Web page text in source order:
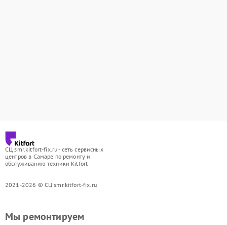
СЦ smr.kitfort-fix.ru - сеть сервисных
центров в Самаре по ремонту и
обслуживанию техники Kitfort
2021-2026 © СЦ smr.kitfort-fix.ru
Мы ремонтируем